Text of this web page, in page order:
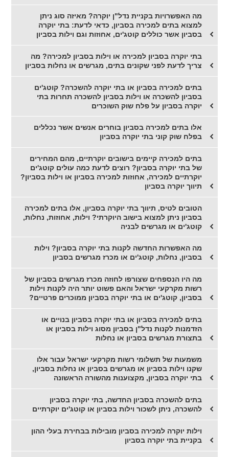
מה האפשרויות בקניית נדל"ן יוקרה? מאיזה סוג ניתן
למצוא בתים למכירה בסביון, כדאי לדעת: בתי יוקרה
בסביון אשר כוללים קוטג'ים, אחוזות וגם וילות בסביון
בתי יוקרה בסביון למכירה או וילות בסביון למכירה? מה
צריך לדעת לפני שקונים בתים, מגרשים או נחלות בסביון
בתים למכירה בסביון או בתי יוקרה להשכרה? קוטג'ים
בסביון להשכרה או וילות בסביון להשכרה תחרות בתי
יוקרה בסביון על פלח שוק השוכרים
אלו בתים למכירה בסביון בוחרים אנשים אשר נכללים
בפלח שוק קוני בתי יוקרה בסביון
בתים למכירה קיימים בישובים יוקרתיים, מהם המחירים
של בתי יוקרה בסביון? רוצים לדעת כמה עולים קוטג'ים
יוקרתיים למכירה, אחוזות למכירה בסביון או וילות בסביון?
תיווך יוקרה בסביון
הטובים לטיס, תיווך בתי יוקרה בסביון, אלו בתים למכירה
בסביון ניתן למצוא בישוב היוקרתי? וילות, אחוזות, נחלות,
קוטג'ים או מגרשים לבניה
מה האפשרות החדשה לקנות בתי יוקרה בסביון? וילות
בסביון, נחלות, קוטג'ים או מכרז מגרשים בסביון
מה היו הנספחים שצורפו לחוזה מכרז מגרשים בסביון של
רשות מקרקעי ישראל והאם פשוט יותר היה לקנות וילות
בסביון, קוטג'ים או בתי יוקרה בסביון ממוכרים פרטיים?
בתים למכירה בסביון או בתי יוקרה בסביון בנויים או
הזדמנות לקנות נדל"ן בסביון מסוג וילות בסביון או
בתצורת מגרשים בסביון או נחלות
משמעות של תשלומי רשות מקרקעי ישראל עבור אלו
שקנו וילות בסביון או מגרשים בסביון או נחלות בסביון,
בתי יוקרה בסביון, מקצוענות מהשורה הראשונה
בתים להשכרה בסביון החדשה, בתי יוקרה בסביון
להשכרה, ניתן לשכור וילות בסביון או קוטג'ים יוקרתיים
וילות יוקרה למכירה בסביון מובילות בבחירת בעלי ההון
בקניית בתי יוקרה בסביון